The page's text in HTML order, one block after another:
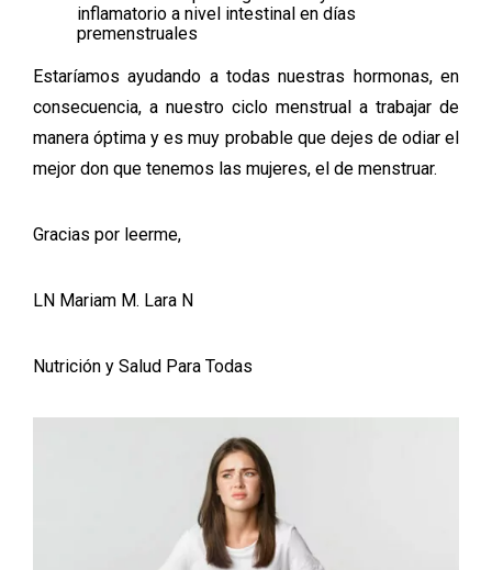
inflamatorio a nivel intestinal en días
premenstruales
Estaríamos ayudando a todas nuestras hormonas, en
consecuencia, a nuestro ciclo menstrual a trabajar de
manera óptima y es muy probable que dejes de odiar el
mejor don que tenemos las mujeres, el de menstruar.
Gracias por leerme,
LN Mariam M. Lara N
Nutrición y Salud Para Todas